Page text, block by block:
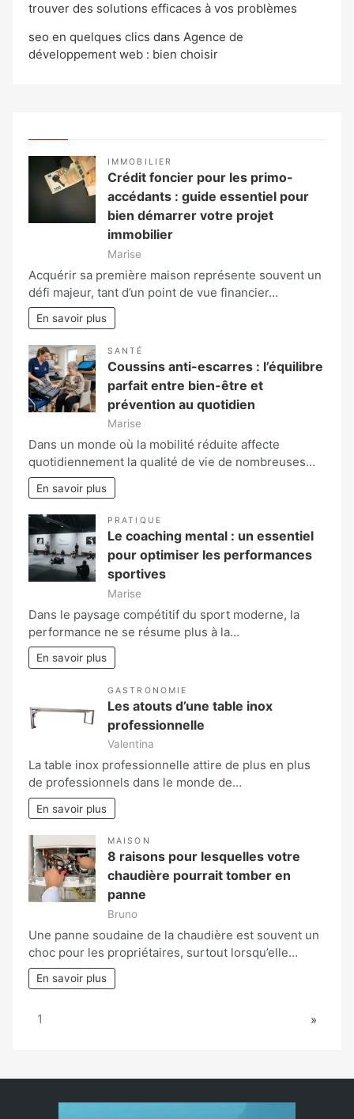
trouver des solutions efficaces à vos problèmes
seo en quelques clics dans Agence de
développement web : bien choisir
IMMOBILIER
Crédit foncier pour les primo-
accédants : guide essentiel pour
bien démarrer votre projet
immobilier
Marise
Acquérir sa première maison représente souvent un
défi majeur, tant d’un point de vue financier…
En savoir plus
SANTÉ
Coussins anti-escarres : l’équilibre
parfait entre bien-être et
prévention au quotidien
Marise
Dans un monde où la mobilité réduite affecte
quotidiennement la qualité de vie de nombreuses…
En savoir plus
PRATIQUE
Le coaching mental : un essentiel
pour optimiser les performances
sportives
Marise
Dans le paysage compétitif du sport moderne, la
performance ne se résume plus à la…
En savoir plus
GASTRONOMIE
Les atouts d’une table inox
professionnelle
Valentina
La table inox professionnelle attire de plus en plus
de professionnels dans le monde de…
En savoir plus
MAISON
8 raisons pour lesquelles votre
chaudière pourrait tomber en
panne
Bruno
Une panne soudaine de la chaudière est souvent un
choc pour les propriétaires, surtout lorsqu’elle…
En savoir plus
Page:
1 Next
»